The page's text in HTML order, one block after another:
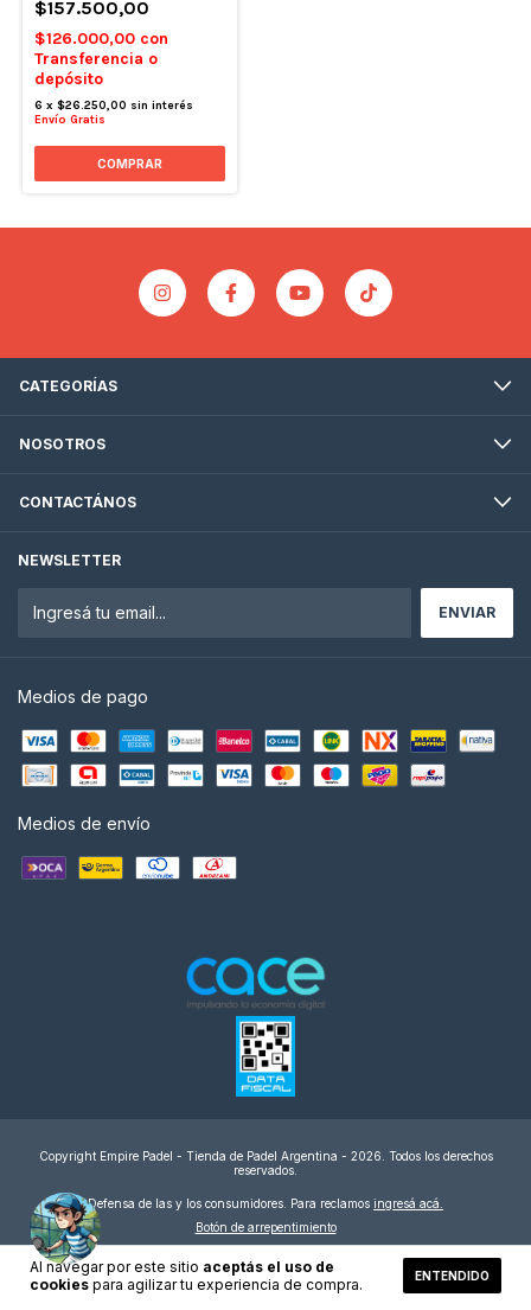
Al navegar por este sitio aceptás el uso de
cookies para agilizar tu experiencia de compra. ENTENDIDO
$157.500,00
$126.000,00 con
Transferencia o
depósito
6 x $26.250,00 sin interés
Envío Gratis
COMPRAR
CATEGORÍAS
NOSOTROS
CONTACTÁNOS
NEWSLETTER
Medios de pago
Medios de envío
Copyright Empire Padel - Tienda de Padel Argentina - 2026. Todos los derechos
reservados.
Defensa de las y los consumidores. Para reclamos ingresá acá.
Botón de arrepentimiento